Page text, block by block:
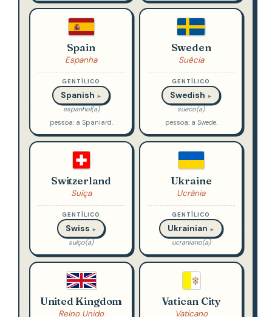
Spain
Espanha
GENTÍLICO
Spanish ►
espanhol(a)
pessoa: a Spaniard.
Sweden
Suécia
GENTÍLICO
Swedish ►
sueco(a)
pessoa: a Swede.
Switzerland
Suíça
GENTÍLICO
Swiss ►
suíço(a)
Ukraine
Ucrânia
GENTÍLICO
Ukrainian ►
ucraniano(a)
United Kingdom
Reino Unido
Vatican City
Vaticano